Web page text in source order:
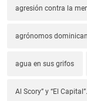
agresión contra la
agrónomos
agua en sus grifos
Al Scory” y “El